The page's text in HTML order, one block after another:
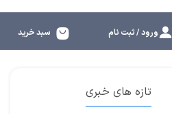
ورود / ثبت نام سبد خرید
تازه های خبری